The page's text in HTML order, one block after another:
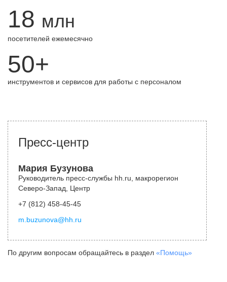
18 млн
посетителей ежемесячно
50+
инструментов и сервисов для работы с персоналом
Пресс-центр
Мария Бузунова
Руководитель пресс-службы hh.ru, макрорегион
Северо-Запад, Центр
+7 (812) 458-45-45
m.buzunova@hh.ru
По другим вопросам обращайтесь в раздел «Помощь»